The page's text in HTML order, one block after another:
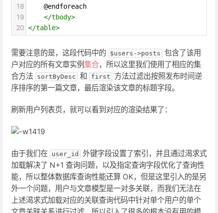
18
    @endforeach
19 </tbody>
20 </table>
需要注意的是，这段代码中的 $users->posts 包含了该用
户对应的所有文章实例集合，所以这里我们使用了相应的集
合方法 sortByDesc 和 first
方法过滤出按照发布时间逆
序排序的第一篇文章，最后渲染该文章的标题字段。
刷新用户列表页，就可以看到对应的渲染结果了：
由于我们在 user_id
外键字段设置了索引，并且通过渴求式
加载解决了 N+1 查询问题，以及指定查询字段优化了查询性
能，所以整体数据库查询性能还算 OK，但是这里引入的是另
外一个问题，用户与文章模型是一对多关联，而我们无法在
上述渴求式加载对应的关联查询代码中针对单个用户的单个